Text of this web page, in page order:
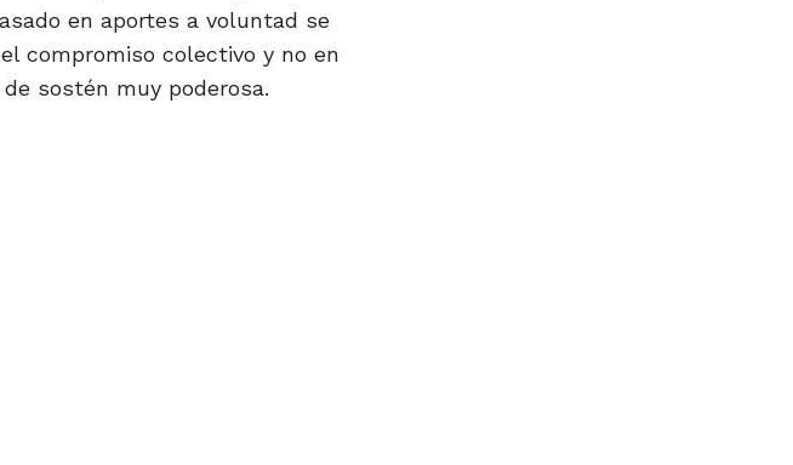
en aportes a voluntad se
compromiso colectivo y no en
sostén muy poderosa.